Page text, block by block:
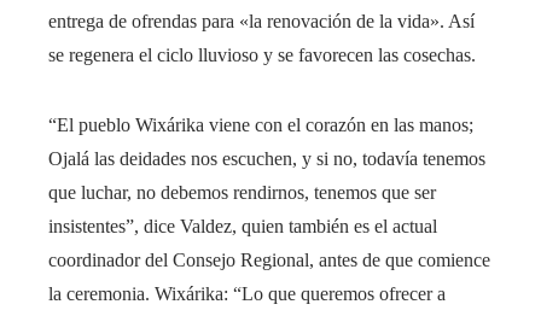
entrega de ofrendas para «la renovación de la vida». Así
se regenera el ciclo lluvioso y se favorecen las cosechas.
“El pueblo Wixárika viene con el corazón en las manos;
Ojalá las deidades nos escuchen, y si no, todavía tenemos
que luchar, no debemos rendirnos, tenemos que ser
insistentes”, dice Valdez, quien también es el actual
coordinador del Consejo Regional, antes de que comience
la ceremonia. Wixárika: “Lo que queremos ofrecer a